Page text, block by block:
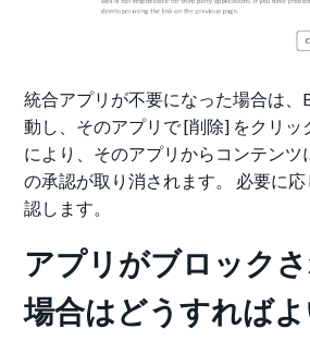
統合アプリが不要になった場合は、
動し、そのアプリで [削除] をクリ
により、そのアプリからコンテンツ
の承認が取り消されます。 必要に
認します。
アプリがブロック
場合はどうすれば